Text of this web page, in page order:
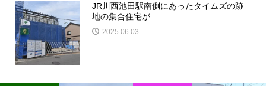
JR川西池田駅南側にあったタイムズの跡
地の集合住宅が...
2025.06.03